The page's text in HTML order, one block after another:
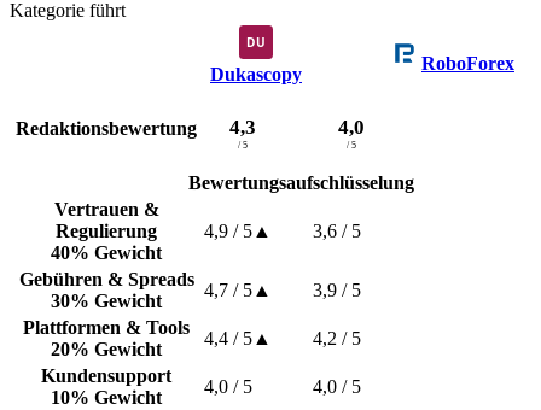
Kategorie führt
Dukascopy
RoboForex
Redaktionsbewertung 4,3
/ 5
4,0
/ 5
Bewertungsaufschlüsselung
Vertrauen &
Regulierung
40% Gewicht
4,9 / 5 ▲ 3,6 / 5
Gebühren & Spreads
30% Gewicht
4,7 / 5 ▲ 3,9 / 5
Plattformen & Tools
20% Gewicht
4,4 / 5 ▲ 4,2 / 5
Kundensupport
10% Gewicht
4,0 / 5 4,0 / 5